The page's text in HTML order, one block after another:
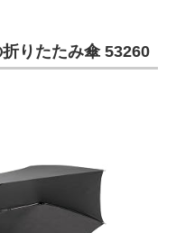
りたたみ傘 53260